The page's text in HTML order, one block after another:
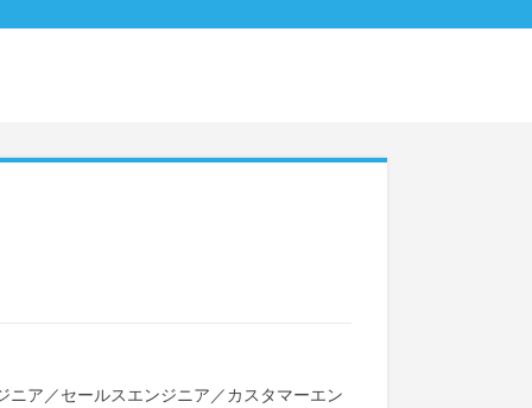
ニア ／セールスエンジニア ／カスタマーエン